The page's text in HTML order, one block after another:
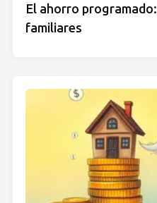
El ahorro
familiares